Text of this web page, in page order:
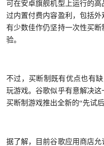
可在安卓旗舰机型上运行的
过内置付费内容盈利，包括
有少数佳作仍坚持一次性买
验。
不过，买断制既有优点也有
玩游戏。谷歌似乎有意解决
买断制游戏推出全新的“先试后
据了解，目前谷歌应用商店